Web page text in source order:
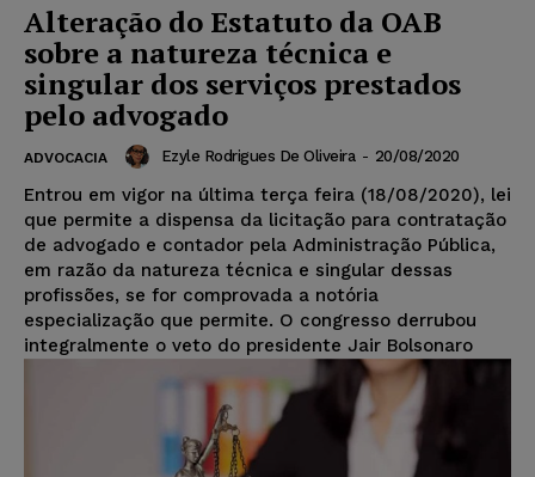
Alteração do Estatuto da OAB
sobre a natureza técnica e
singular dos serviços prestados
pelo advogado
ADVOCACIA Ezyle Rodrigues De Oliveira - 20/08/2020
Entrou em vigor na última terça feira (18/08/2020), lei
que permite a dispensa da licitação para contratação
de advogado e contador pela Administração Pública,
em razão da natureza técnica e singular dessas
profissões, se for comprovada a notória
especialização que permite. O congresso derrubou
integralmente o veto do presidente Jair Bolsonaro